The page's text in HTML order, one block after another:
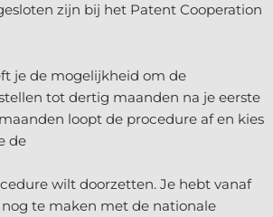
zijn bij het Patent Cooperation
je de mogelijkheid om de
tot dertig maanden na je eerste
loopt de procedure af en kies
de
wilt doorzetten. Je hebt vanaf
te maken met de nationale